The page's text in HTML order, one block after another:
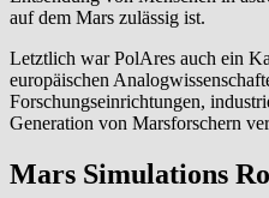
auf dem Mars zulässig ist.
Letztlich war PolAres auch ein
europäischen
Forschungseinrichtungen,
Generation von Marsforschern
Mars Simulations